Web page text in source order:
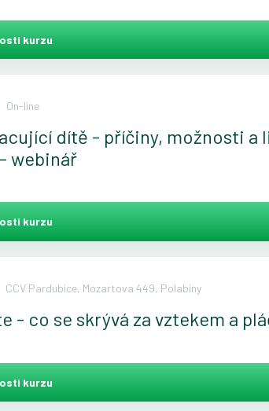
kurzu
On-line
dítě - příčiny, možnosti a
webinář
kurzu
CCV Pardubice, Mozartova 449, Polabiny
- co se skrývá za vztekem a
kurzu